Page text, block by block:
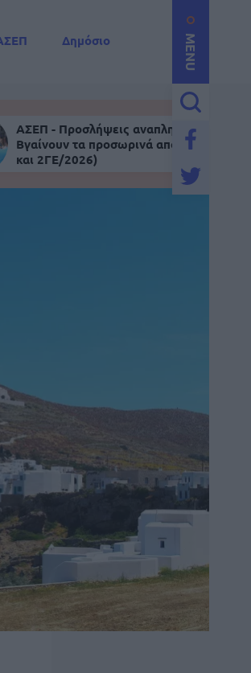
MENU
Δημόσιο
ΑΣΕΠ - Προσλήψεις αναπληρωτών:
Βγαίνουν τα προσωρινά αποτελέσματα
και 2ΓΕ/2026)